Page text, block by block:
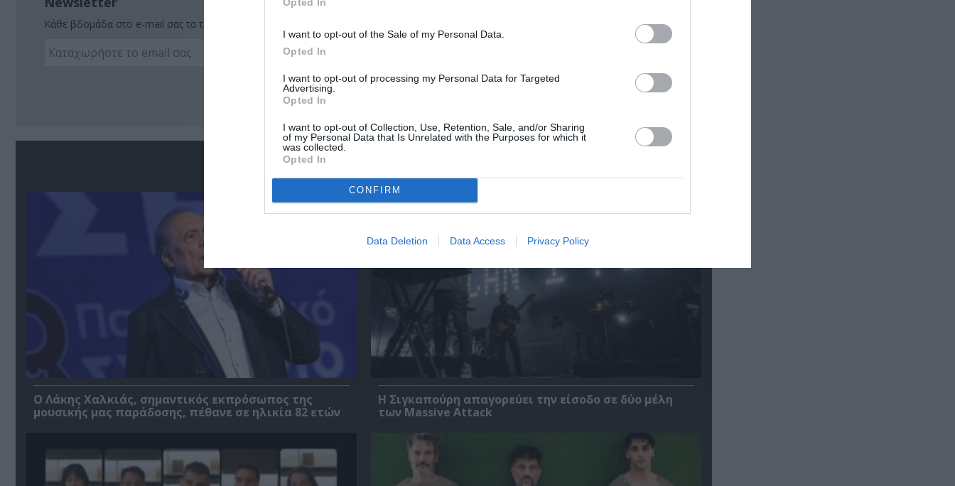
I want to opt-out of the Sale of my Personal Data.
Opted In
I want to opt-out of processing my Personal Data for Targeted
Advertising.
Opted In
I want to opt-out of Collection, Use, Retention, Sale, and/or Sharing
of my Personal Data that Is Unrelated with the Purposes for which it
was collected.
Opted In
CONFIRM
Data Deletion Data Access Privacy Policy
Κάθε βδομάδα στο e-mail σας τα τελευταία νέα για την Τέχνη και τον Πολιτισμό!
Ακολουθήστε το Culturenow.gr
Σχετικά Άρθρα
Ο Λάκης Χαλκιάς, σημαντικός εκπρόσωπος της
μουσικής μας παράδοσης, πέθανε σε ηλικία 82 ετών
Η Σιγκαπούρη απαγορεύει την είσοδο σε δύο μέλη
των Massive Attack